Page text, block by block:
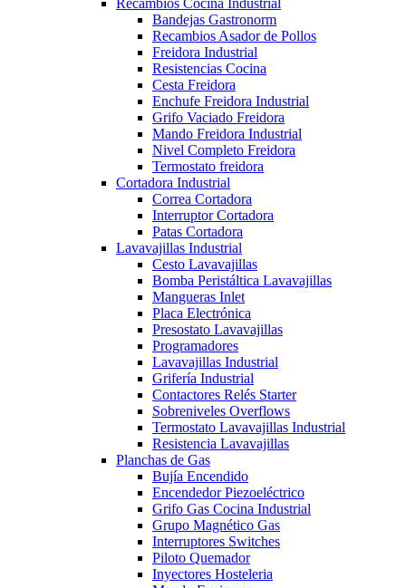
Recambios Cocina Industrial
Bandejas Gastronorm
Recambios Asador de Pollos
Freidora Industrial
Resistencias Cocina
Cesta Freidora
Enchufe Freidora Industrial
Grifo Vaciado Freidora
Mando Freidora Industrial
Nivel Completo Freidora
Termostato freidora
Cortadora Industrial
Correa Cortadora
Interruptor Cortadora
Patas Cortadora
Lavavajillas Industrial
Cesto Lavavajillas
Bomba Peristáltica Lavavajillas
Mangueras Inlet
Placa Electrónica
Presostato Lavavajillas
Programadores
Lavavajillas Industrial
Grifería Industrial
Contactores Relés Starter
Sobreniveles Overflows
Termostato Lavavajillas Industrial
Resistencia Lavavajillas
Planchas de Gas
Bujía Encendido
Encendedor Piezoeléctrico
Grifo Gas Cocina Industrial
Grupo Magnético Gas
Interruptores Switches
Piloto Quemador
Inyectores Hosteleria